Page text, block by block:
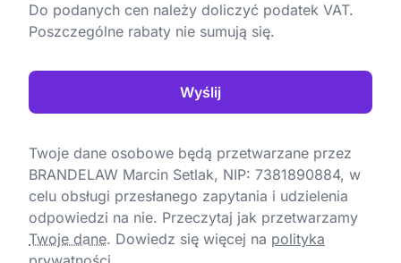
Do podanych cen należy doliczyć podatek VAT.
Poszczególne rabaty nie sumują się.
Wyślij
Twoje dane osobowe będą przetwarzane przez
BRANDELAW Marcin Setlak, NIP: 7381890884, w
celu obsługi przesłanego zapytania i udzielenia
odpowiedzi na nie. Przeczytaj jak przetwarzamy
Twoje dane. Dowiedz się więcej na polityka